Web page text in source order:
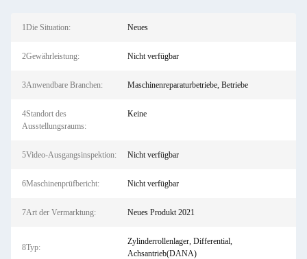
1Die Situation: Neues
2Gewährleistung: Nicht verfügbar
3Anwendbare Branchen: Maschinenreparaturbetriebe, Betriebe
4Standort des
Ausstellungsraums:
Keine
5Video-Ausgangsinspektion: Nicht verfügbar
6Maschinenprüfbericht: Nicht verfügbar
7Art der Vermarktung: Neues Produkt 2021
8Typ:
Zylinderrollenlager, Differential,
Achsantrieb(DANA)